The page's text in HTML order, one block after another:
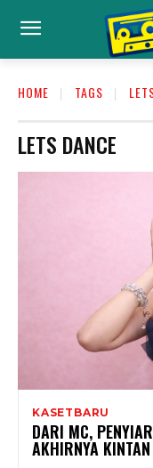
HOME TAGS
LETS DANCE
KASETBARU
DARI MC,
AKHIRNYA